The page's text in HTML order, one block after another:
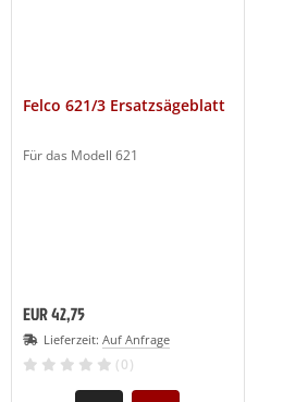
Felco 621/3 Ersatzsägeblatt
Für das Modell 621
EUR 42,75
Lieferzeit: Auf Anfrage
(0)